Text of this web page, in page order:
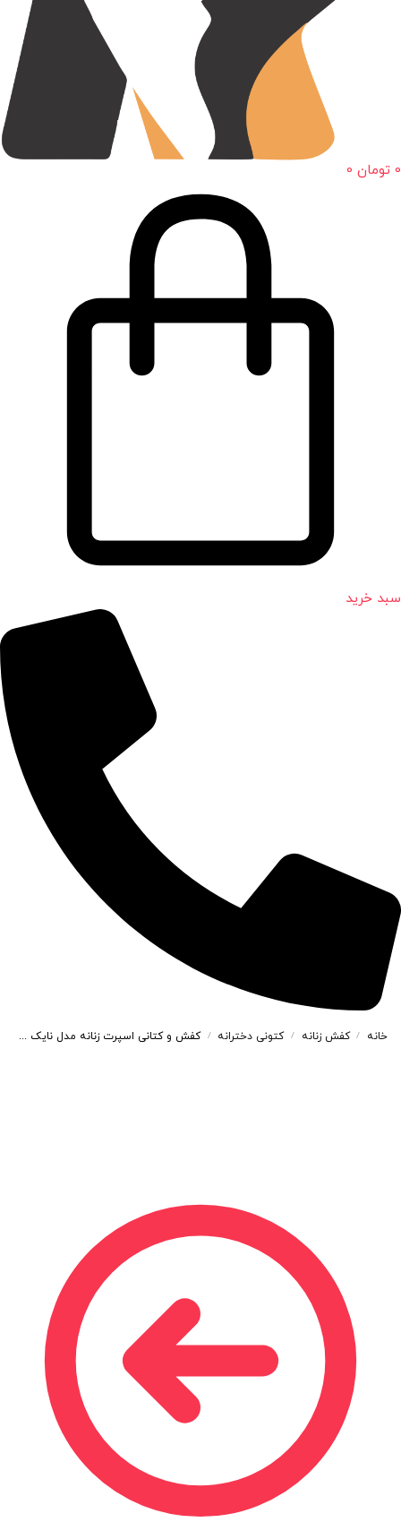
0 تومان 0
سبد خرید
خانه / کفش زنانه / کتونی دخترانه / کفش و کتانی اسپرت زنانه مدل نایک کوشلون NIKE V2K رنگ طوسی یاسی کد 41834